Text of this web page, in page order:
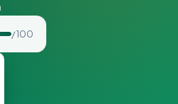
/ 100